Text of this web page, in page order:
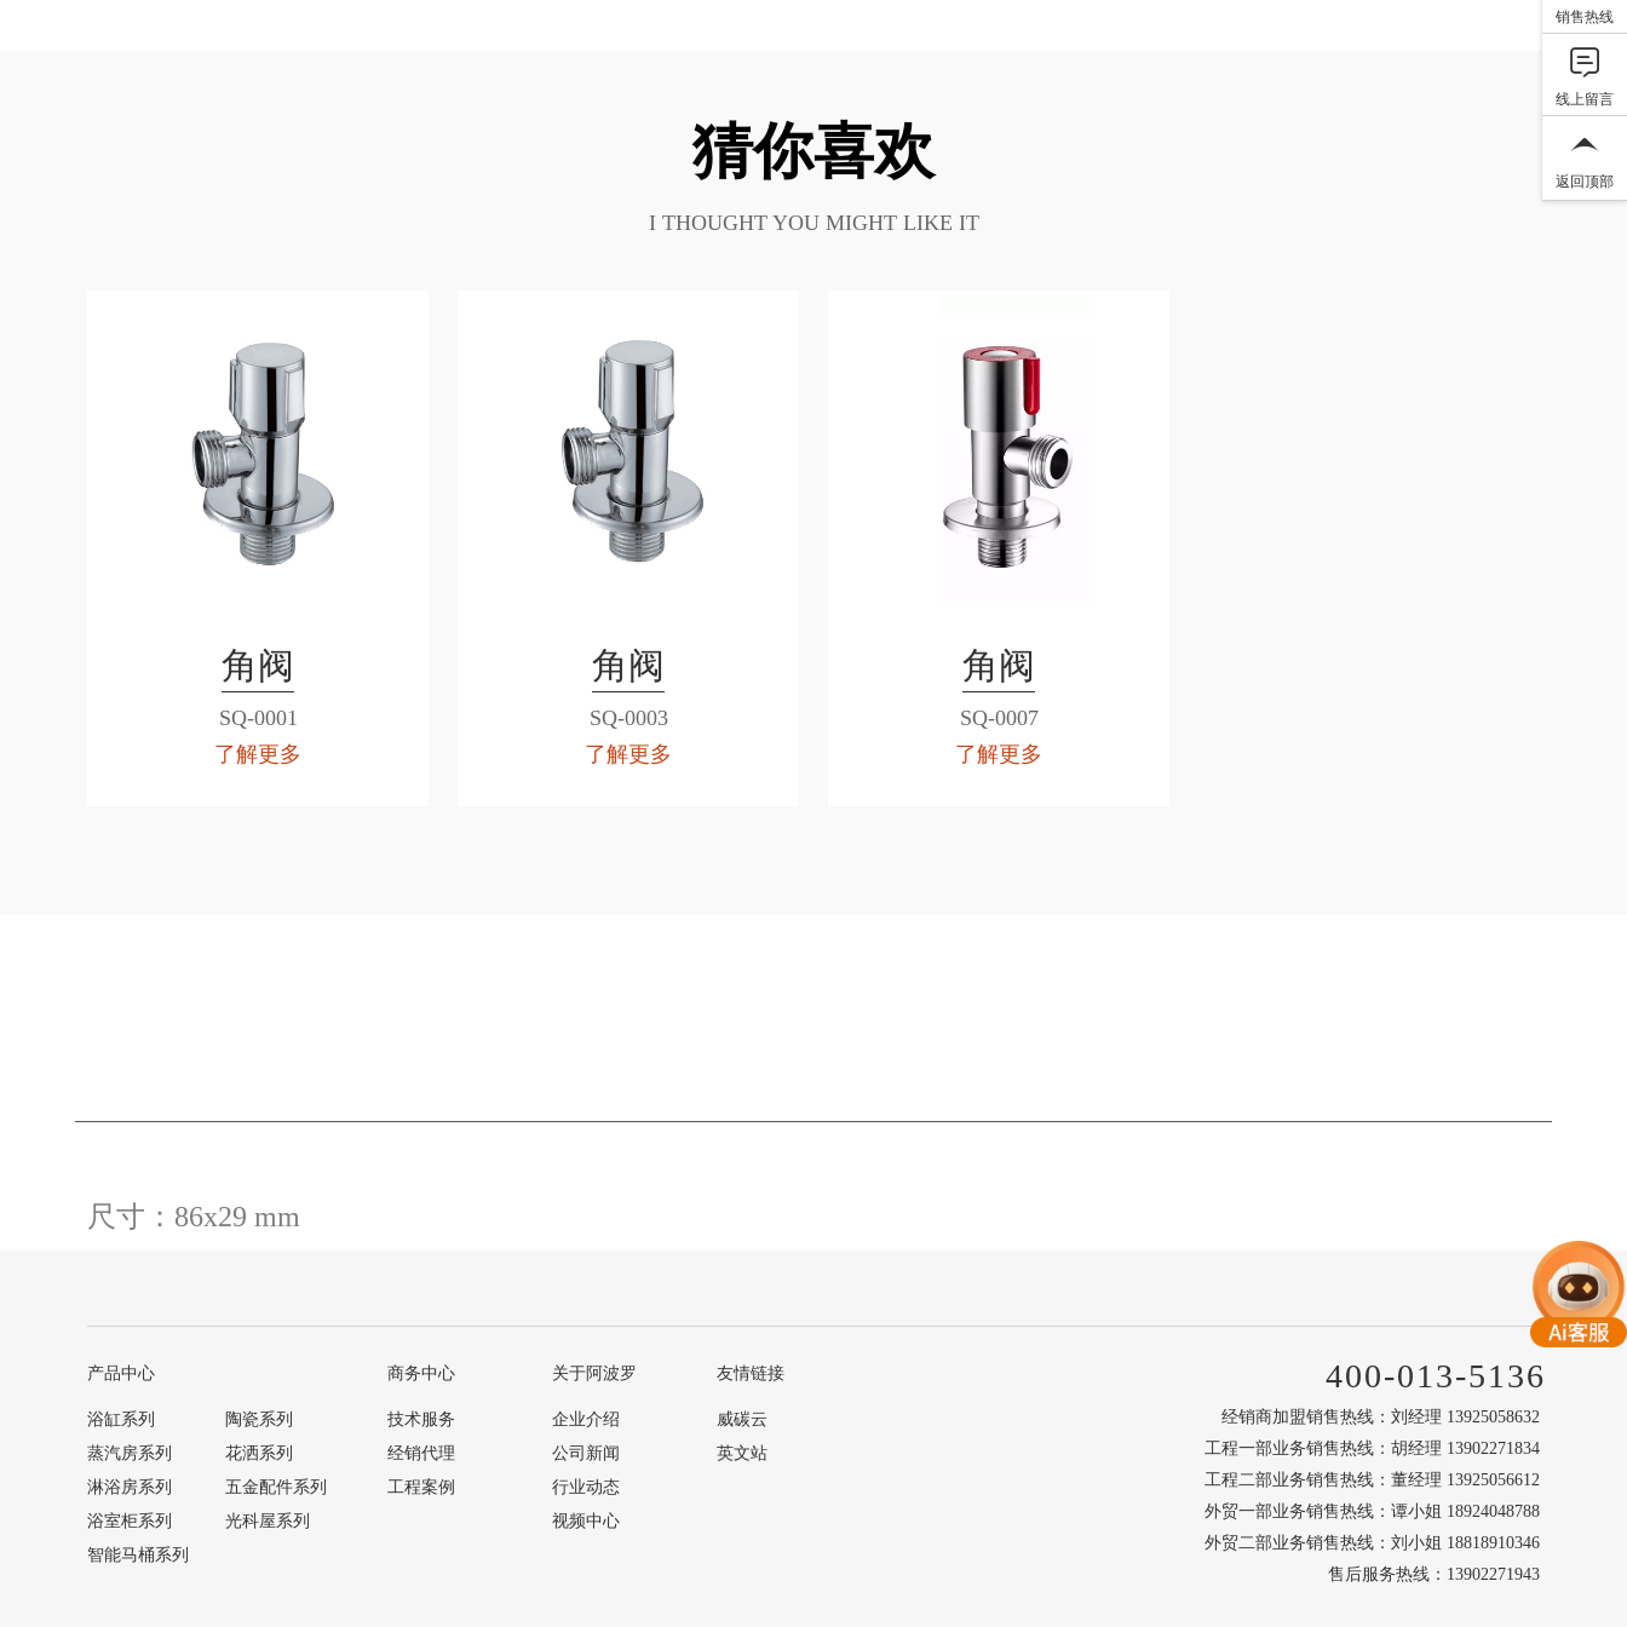
猜你喜欢
I THOUGHT YOU MIGHT LIKE IT
角阀
SQ-0001
了解更多
角阀
SQ-0003
了解更多
角阀
SQ-0007
了解更多
尺寸：86x29 mm
产品中心
浴缸系列
蒸汽房系列
淋浴房系列
浴室柜系列
智能马桶系列
陶瓷系列
花洒系列
五金配件系列
光科屋系列
商务中心
技术服务
经销代理
工程案例
关于阿波罗
企业介绍
公司新闻
行业动态
视频中心
友情链接
威碳云
英文站
400-013-5136
经销商加盟销售热线：刘经理 13925058632
工程一部业务销售热线：胡经理 13902271834
工程二部业务销售热线：董经理 13925056612
外贸一部业务销售热线：谭小姐 18924048788
外贸二部业务销售热线：刘小姐 18818910346
售后服务热线：13902271943
销售热线
线上留言
返回顶部